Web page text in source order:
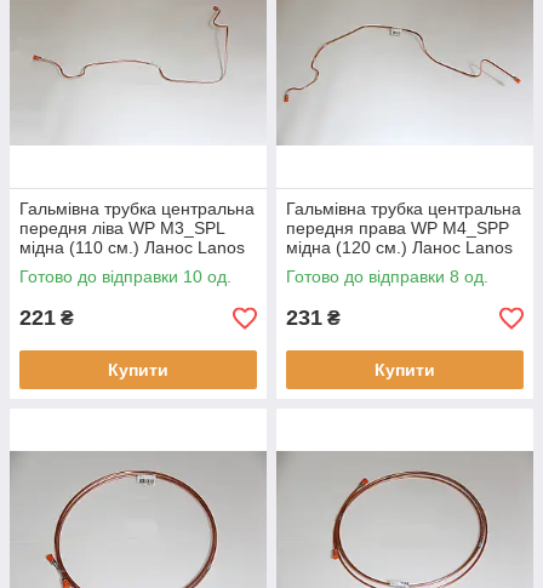
Гальмівна трубка центральна
передня ліва WP M3_SPL
мідна (110 см.) Ланос Lanos
Готово до відправки 10 од.
221 ₴
Купити
Гальмівна трубка центральна
передня права WP M4_SPP
мідна (120 см.) Ланос Lanos
Готово до відправки 8 од.
231 ₴
Купити